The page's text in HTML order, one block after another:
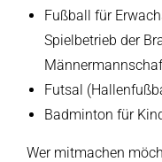
Fußball für
Spielbetrieb der
Futsal
Badminton für
Wer mitmachen